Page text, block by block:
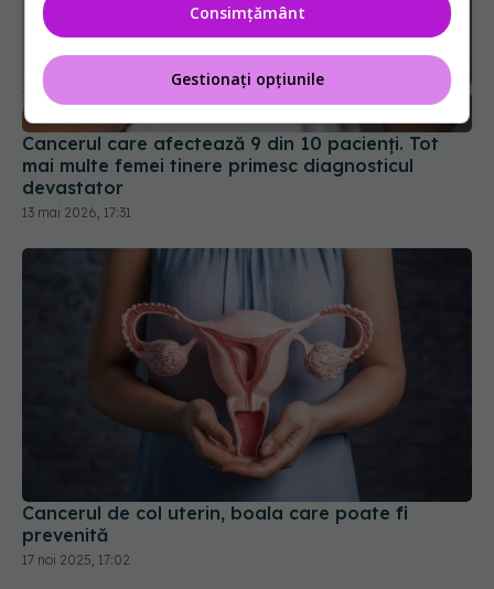
Cancerul care afectează 9 din 10 pacienți. Tot
mai multe femei tinere primesc diagnosticul
devastator
13 mai 2026, 17:31
Cancerul de col uterin, boala care poate fi
Consimțământ
Gestionați opțiunile